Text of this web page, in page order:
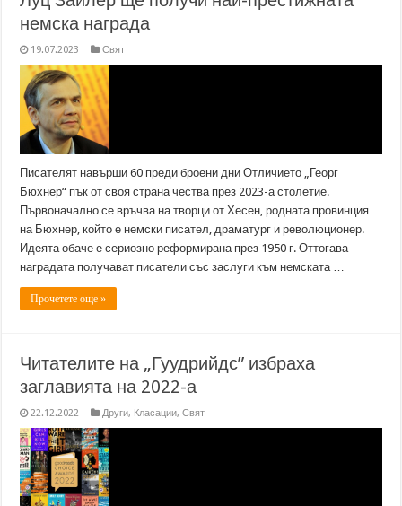
немска награда
19.07.2023 Свят
Писателят навърши 60 преди броени дни Отличието „Георг
Бюхнер“ пък от своя страна чества през 2023-а столетие.
Първоначално се връчва на творци от Хесен, родната провинция
на Бюхнер, който е немски писател, драматург и революционер.
Идеята обаче е сериозно реформирана през 1950 г. Оттогава
наградата получават писатели със заслуги към немската …
Прочетете още »
Читателите на „Гуудрийдс” избраха
заглавията на 2022-а
22.12.2022 Други, Класации,Свят